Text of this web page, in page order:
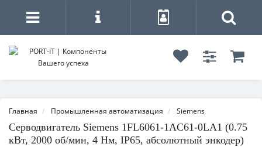
Главная Промышленная автоматизация Siemens
Серводвигатель Siemens 1FL6061-1AC61-0LA1 (0.75
кВт, 2000 об/мин, 4 Нм, IP65, абсолютный энкодер)